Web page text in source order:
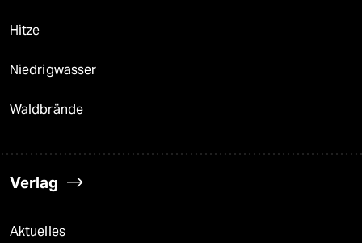
Hitze
Niedrigwasser
Waldbrände
Verlag
Aktuelles